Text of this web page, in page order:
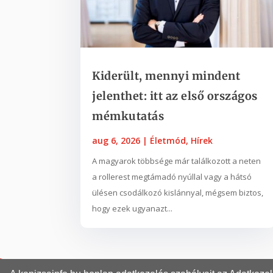
Kiderült, mennyi mindent
jelenthet: itt az első országos
mémkutatás
aug 6, 2026 | Életmód, Hírek
A magyarok többsége már találkozott a neten
a rollerest megtámadó nyúllal vagy a hátsó
ülésen csodálkozó kislánnyal, mégsem biztos,
hogy ezek ugyanazt...